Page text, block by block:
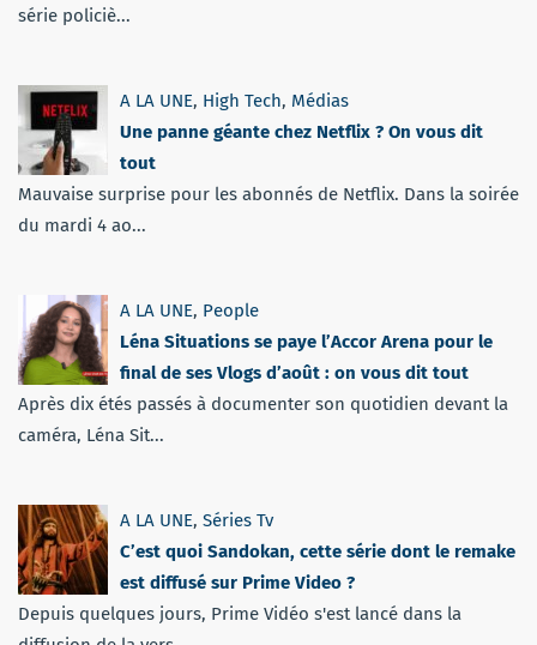
série policiè...
A LA UNE, High Tech, Médias
Une panne géante chez Netflix ? On vous dit
tout
Mauvaise surprise pour les abonnés de Netflix. Dans la soirée
du mardi 4 ao...
A LA UNE, People
Léna Situations se paye l’Accor Arena pour le
final de ses Vlogs d’août : on vous dit tout
Après dix étés passés à documenter son quotidien devant la
caméra, Léna Sit...
A LA UNE, Séries Tv
C’est quoi Sandokan, cette série dont le remake
est diffusé sur Prime Video ?
Depuis quelques jours, Prime Vidéo s'est lancé dans la